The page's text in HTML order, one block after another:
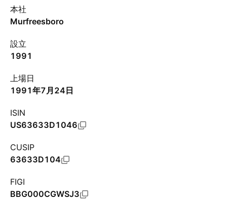
本社
Murfreesboro
設立
1991
上場日
1991年7月24日
ISIN
US63633D1046
CUSIP
63633D104
FIGI
BBG000CGWSJ3